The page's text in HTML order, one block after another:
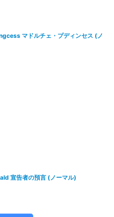
マドルチェ・プディンセス (ノ
宣告者の預言 (ノーマル)